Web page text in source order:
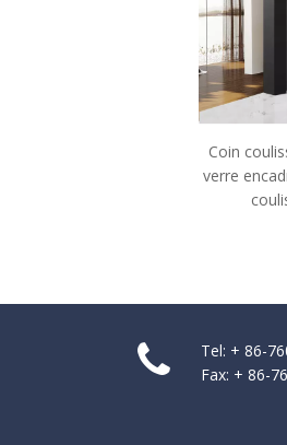
Coin coulisses encadrées en
verre encadré de coin douche
Tel: + 86-
Fax: + 86-